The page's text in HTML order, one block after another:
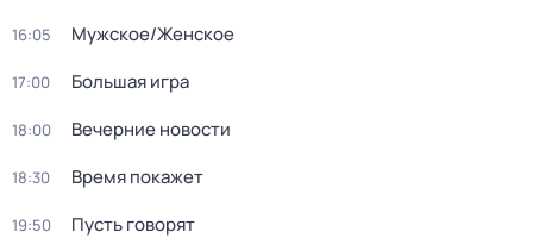
16:05 Мужское/Женское
17:00 Большая игра
18:00 Вечерние новости
18:30 Время покажет
19:50 Пусть говорят